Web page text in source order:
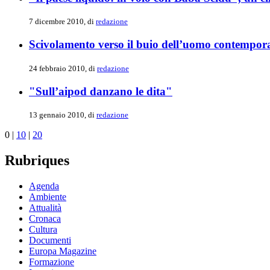
7 dicembre 2010, di redazione
Scivolamento verso il buio dell’uomo
24 febbraio 2010, di redazione
"Sull’aipod danzano le dita"
13 gennaio 2010, di redazione
0 | 10 | 20
Rubriques
Agenda
Ambiente
Attualità
Cronaca
Cultura
Documenti
Europa Magazine
Formazione